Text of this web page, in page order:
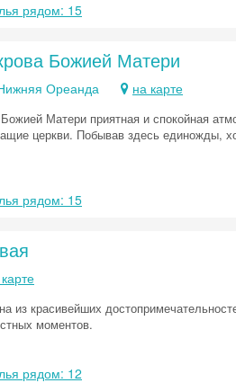
рядом: 15
Божией Матери
Ореанда на карте
Матери приятная и спокойная
церкви. Побывав здесь единожды,
рядом: 15
из красивейших
моментов.
рядом: 12
Скидка −5%